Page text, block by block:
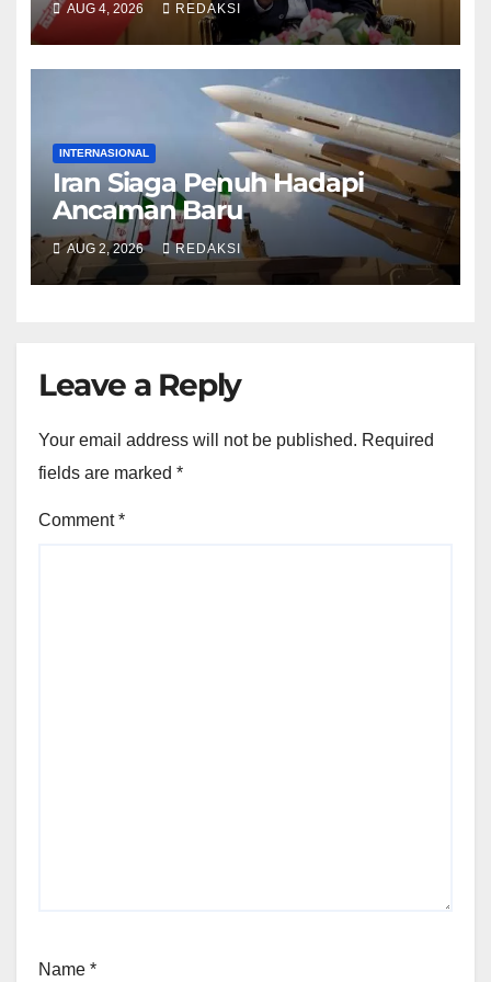
AUG 4, 2026 REDAKSI
INTERNASIONAL
Iran Siaga Penuh Hadapi
Ancaman Baru
AUG 2, 2026 REDAKSI
Leave a Reply
Your email address will not be published. Required
fields are marked *
Comment*
Name *